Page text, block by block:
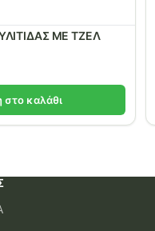
ΜΕ ΤΖΕΛ
καλάθι